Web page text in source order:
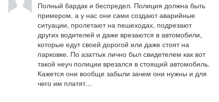
Полный бардак и беспредел. Полиция должна быть
примером, а у нас они сами создают аварийные
ситуации, пролетают на пешеходах, подрезают
других водителей и даже врезаются в автомобили,
которые едут своей дорогой или даже стоят на
парковке. По азаттык лично был свидетелем как вот
такой неуч полиции врезался в стоящий автомобиль.
Кажется они вообще забыли зачем они нужны и для
чего им платят…